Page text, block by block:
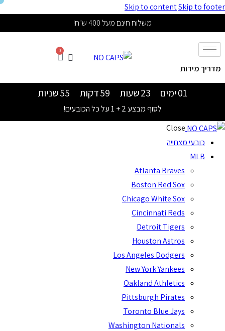
Skip to contentSkip to footer
משלוח חינם מעל 400 ש"ח!
מדריך מידות
0
01ימים 23שעות 59דקות 54שניות
לסוף מבצע 2 + 1 על כל הכובעים!
Close
כובעי מצחייה
MLB
Atlanta Braves
Boston Red Sox
Chicago White Sox
Cincinnati Reds
Detroit Tigers
Houston Astros
Los Angeles Dodgers
New York Yankees
Oakland Athletics
Pittsburgh Pirates
Toronto Blue Jays
Washington Nationals